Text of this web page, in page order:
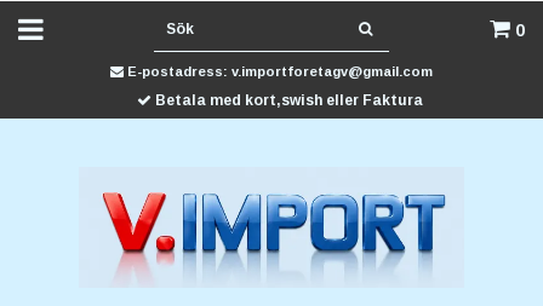
0
E-postadress: v.importforetagv@gmail.com
Betala med kort,swish eller Faktura